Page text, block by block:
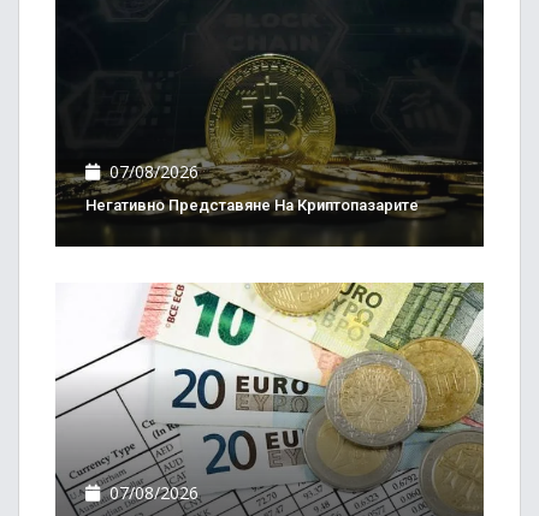
07/08/2026
Негативно Представяне На Криптопазарите
07/08/2026